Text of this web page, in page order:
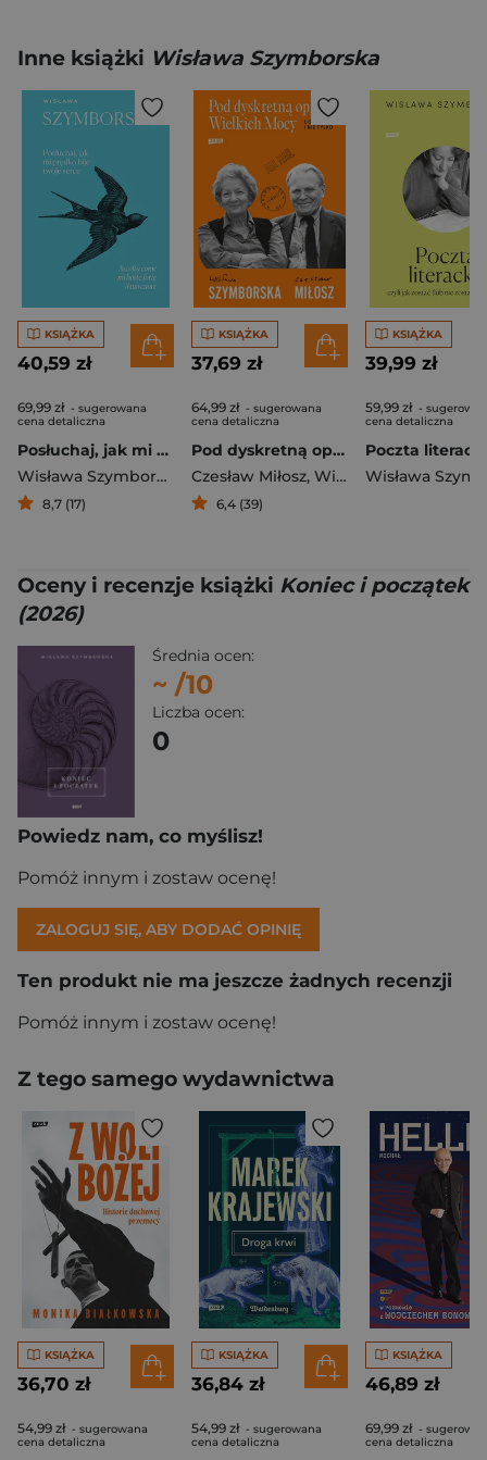
Inne książki Wisława Szymborska
KSIĄŻKA
40,59 zł
69,99 zł - sugerowana
cena detaliczna
Posłuchaj, jak mi prędko bije twoje serce / Ascolta come mi batte forte il tuo cuore
Wisława Szymborska
8,7 (17)
KSIĄŻKA
37,69 zł
64,99 zł - sugerowana
cena detaliczna
Pod dyskretną opieką Wielkich Mocy. Listy i nie tylko
Czesław Miłosz, Wisława Szymborska
6,4 (39)
KSIĄŻKA
39,99 zł
59,99 zł -
cena detaliczna
Poczta
Oceny i recenzje książki Koniec i początek
(2026)
Średnia ocen:
~ /10
Liczba ocen:
0
Powiedz nam, co myślisz!
Pomóż innym i zostaw ocenę!
ZALOGUJ SIĘ, ABY DODAĆ OPINIĘ
Ten produkt nie ma jeszcze żadnych recenzji
Pomóż innym i zostaw ocenę!
Z tego samego wydawnictwa
KSIĄŻKA
36,70 zł
54,99 zł - sugerowana
cena detaliczna
KSIĄŻKA
36,84 zł
54,99 zł - sugerowana
cena detaliczna
KSIĄŻKA
46,89 zł
69,99 zł -
cena detaliczna